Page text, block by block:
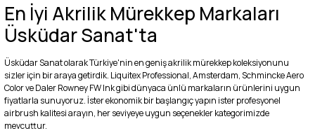
En İyi Akrilik Mürekkep Markaları
Üsküdar Sanat'ta
Üsküdar Sanat olarak Türkiye'nin en geniş akrilik mürekkep koleksiyonunu
sizler için bir araya getirdik. Liquitex Professional, Amsterdam, Schmincke Aero
Color ve Daler Rowney FW Ink gibi dünyaca ünlü markaların ürünlerini uygun
fiyatlarla sunuyoruz. İster ekonomik bir başlangıç yapın ister profesyonel
airbrush kalitesi arayın, her seviyeye uygun seçenekler kategorimizde
mevcuttur.